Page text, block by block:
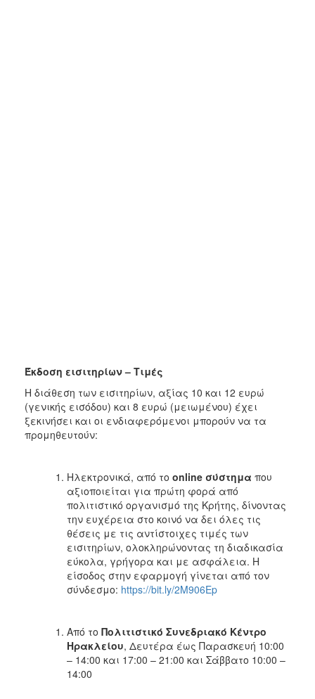
Έκδοση εισιτηρίων – Τιμές
Η διάθεση των εισιτηρίων, αξίας 10 και 12 ευρώ
(γενικής εισόδου) και 8 ευρώ (μειωμένου) έχει
ξεκινήσει και οι ενδιαφερόμενοι μπορούν να τα
προμηθευτούν:
Ηλεκτρονικά, από το online σύστημα που
αξιοποιείται για πρώτη φορά από
πολιτιστικό οργανισμό της Κρήτης, δίνοντας
την ευχέρεια στο κοινό να δει όλες τις
θέσεις με τις αντίστοιχες τιμές των
εισιτηρίων, ολοκληρώνοντας τη διαδικασία
εύκολα, γρήγορα και με ασφάλεια. Η
είσοδος στην εφαρμογή γίνεται από τον
σύνδεσμο: https://bit.ly/2M906Ep
Από το Πολιτιστικό Συνεδριακό Κέντρο
Ηρακλείου, Δευτέρα έως Παρασκευή 10:00
– 14:00 και 17:00 – 21:00 και Σάββατο 10:00 –
14:00